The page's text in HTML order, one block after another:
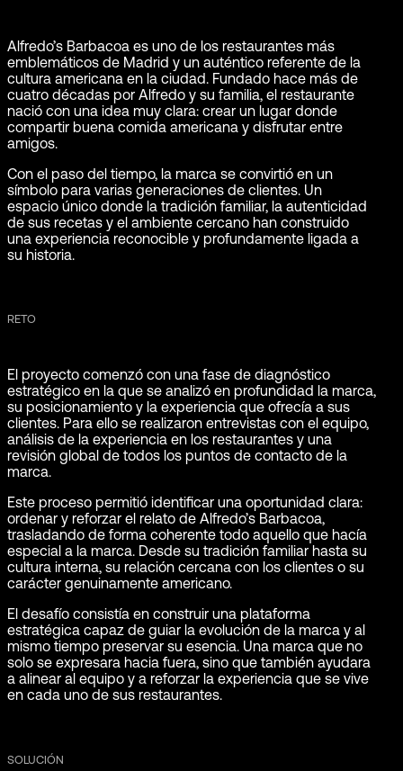
Alfredo’s Barbacoa es uno de los restaurantes más
emblemáticos de Madrid y un auténtico referente de la
cultura americana en la ciudad. Fundado hace más de
cuatro décadas por Alfredo y su familia, el restaurante
nació con una idea muy clara: crear un lugar donde
compartir buena comida americana y disfrutar entre
amigos.
Con el paso del tiempo, la marca se convirtió en un
símbolo para varias generaciones de clientes. Un
espacio único donde la tradición familiar, la autenticidad
de sus recetas y el ambiente cercano han construido
una experiencia reconocible y profundamente ligada a
su historia.
RETO
El proyecto comenzó con una fase de diagnóstico
estratégico en la que se analizó en profundidad la marca,
su posicionamiento y la experiencia que ofrecía a sus
clientes. Para ello se realizaron entrevistas con el equipo,
análisis de la experiencia en los restaurantes y una
revisión global de todos los puntos de contacto de la
marca.
Este proceso permitió identificar una oportunidad clara:
ordenar y reforzar el relato de Alfredo’s Barbacoa,
trasladando de forma coherente todo aquello que hacía
especial a la marca. Desde su tradición familiar hasta su
cultura interna, su relación cercana con los clientes o su
carácter genuinamente americano.
El desafío consistía en construir una plataforma
estratégica capaz de guiar la evolución de la marca y al
mismo tiempo preservar su esencia. Una marca que no
solo se expresara hacia fuera, sino que también ayudara
a alinear al equipo y a reforzar la experiencia que se vive
en cada uno de sus restaurantes.
SOLUCIÓN